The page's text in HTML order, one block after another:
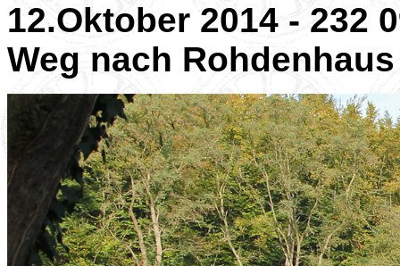
12.Oktober 2014 - 232
Weg nach Rohdenhaus